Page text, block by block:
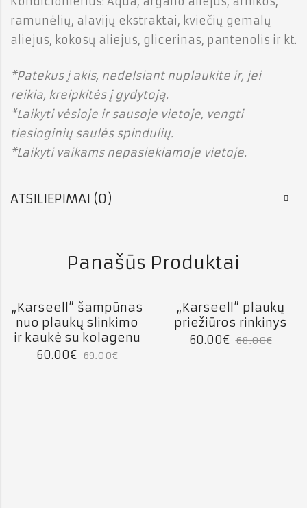
ramunėlių, alavijų ekstraktai, kviečių gemalų
aliejus, kokosų aliejus, glicerinas, pantenolis ir kt.
*Patekus į akis, nedelsiant nuplaukite ir, jei
reikia, kreipkitės į gydytoją.
*Laikyti vėsioje ir sausoje vietoje, vengti
tiesioginių saulės spindulių.
*Laikyti vaikams nepasiekiamoje vietoje.
ATSILIEPIMAI (0)
Panašūs Produktai
13 % NUOLAIDA
IŠPARDUOTA
„Karseell” šampūnas
nuo plaukų slinkimo
ir kaukė su kolagenu
60.00€ 69.00€
12% NUOLAIDA
„Karseell” plaukų
priežiūros rinkinys
60.00€ 68.00€